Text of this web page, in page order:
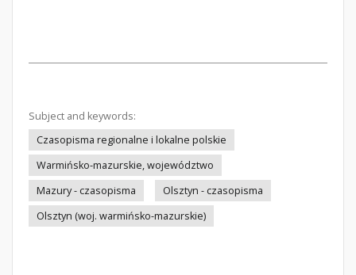
Subject and keywords:
Czasopisma regionalne i lokalne polskie
Warmińsko-mazurskie, województwo
Mazury - czasopisma
Olsztyn - czasopisma
Olsztyn (woj. warmińsko-mazurskie)